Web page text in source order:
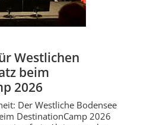
Westlichen
beim
2026
Der Westliche Bodensee
DestinationCamp 2026